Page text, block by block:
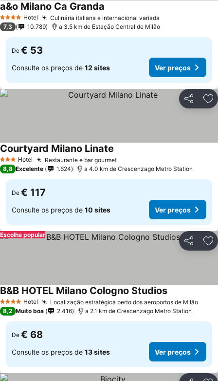
4 EstrelasHotel Culinária italiana e internacional variada
a&o Milano Ca Granda
7,3 10.789 a 3.5 km de Estação Central de Milão
De € 53
Consulte os preços de 12 sites Ver preços
Partilhar
3 EstrelasHotel Restaurante e bar gourmet
Courtyard Milano Linate
8,8 Excelente 1.624 a 4.0 km de Crescenzago Metro Station
De € 117
Consulte os preços de 10 sites Ver preços
Partilhar
Escolha popular
4 EstrelasHotel Localização estratégica perto dos aeroportos de Milão
B&B HOTEL Milano Cologno Studios
8,2 Muito boa 2.416 a 2.1 km de Crescenzago Metro Station
De € 68
Consulte os preços de 13 sites Ver preços